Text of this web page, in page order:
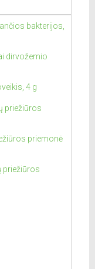
bakterijos,
dirvožemio
4 g
priežiūros
priemonė
priežiūros